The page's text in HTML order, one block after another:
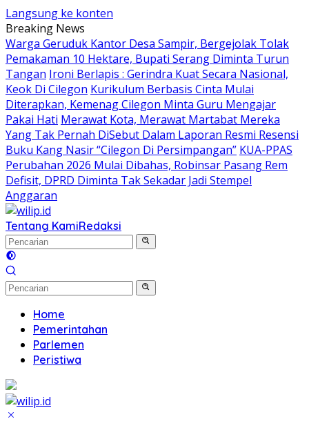
Langsung ke konten
Breaking News
Warga Geruduk Kantor Desa Sampir, Bergejolak Tolak
Pemakaman 10 Hektare, Bupati Serang Diminta Turun
Tangan Ironi Berlapis : Gerindra Kuat Secara Nasional,
Keok Di Cilegon Kurikulum Berbasis Cinta Mulai
Diterapkan, Kemenag Cilegon Minta Guru Mengajar
Pakai Hati Merawat Kota, Merawat Martabat Mereka
Yang Tak Pernah DiSebut Dalam Laporan Resmi Resensi
Buku Kang Nasir “Cilegon Di Persimpangan” KUA-PPAS
Perubahan 2026 Mulai Dibahas, Robinsar Pasang Rem
Defisit, DPRD Diminta Tak Sekadar Jadi Stempel
Anggaran
Tentang KamiRedaksi
Home
Pemerintahan
Parlemen
Peristiwa